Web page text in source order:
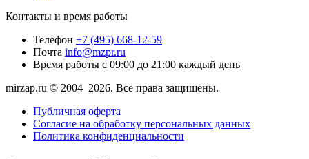
Контакты и время работы
Телефон +7 (495) 668-12-59
Почта info@mzpr.ru
Время работы с 09:00 до 21:00 каждый день
mirzap.ru © 2004–2026. Все права защищены.
Публичная оферта
Согласие на обработку персональных данных
Политика конфиденциальности